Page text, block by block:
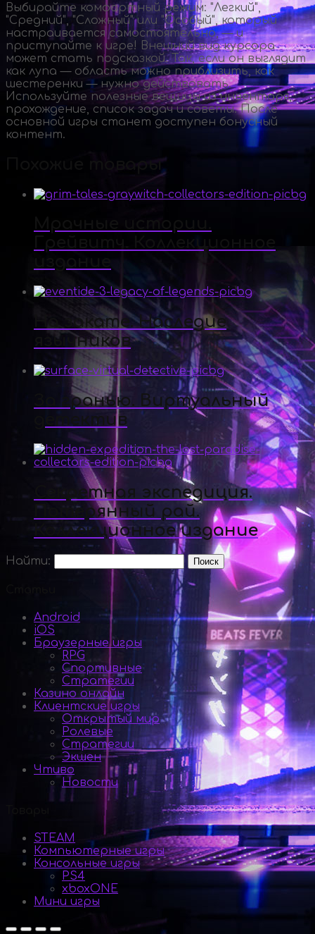
Выбирайте комфортный режим: "Легкий",
"Средний", "Сложный" или "Особый", который
настраивается самостоятельно, — и
приступайте к игре! Внешний вид курсора
может стать подсказкой. Так, если он выглядит
как лупа — область можно приблизить, как
шестеренки — нужно действовать.
Используйте полезные вещицы из инвентаря,
прохождение, список задач и советы. После
основной игры станет доступен бонусный
контент.
Похожие товары
На закате. Наследие
язычников
За гранью. Виртуальный
детектив
Секретная экспедиция.
Потерянный рай.
Коллекционное издание
Найти:
Android
iOS
Браузерные игры
RPG
Спортивные
Стратегии
Казино онлайн
Клиентские игры
Открытый мир
Ролевые
Стратегии
Экшен
Чтиво
Новости
STEAM
Компьютерные игры
Консольные игры
PS4
xboxONE
Мини игры